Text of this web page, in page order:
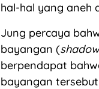
hal-hal yang aneh
Jung percaya
bayangan (shadow
berpendapat
bayangan